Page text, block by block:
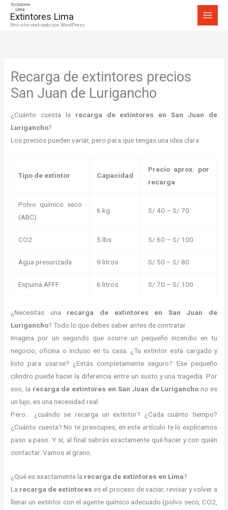
Extintores Lima
Otro sitio realizado con WordPress
Recarga de extintores precios
San Juan de Lurigancho
¿Cuánto cuesta la recarga de extintores en San Juan de
Lurigancho?
Los precios pueden variar, pero para que tengas una idea clara:
Tipo de extintor Capacidad
Precio aprox. por
recarga
Polvo químico seco
(ABC)
6 kg S/ 40 – S/ 70
CO2 5 lbs S/ 60 – S/ 100
Agua presurizada 9 litros S/ 50 – S/ 80
Espuma AFFF 6 litros S/ 70 – S/ 100
¿Necesitas una recarga de extintores en San Juan de
Lurigancho? Todo lo que debes saber antes de contratar
Imagina por un segundo que ocurre un pequeño incendio en tu
negocio, oficina o incluso en tu casa. ¿Tu extintor está cargado y
listo para usarse? ¿Estás completamente seguro? Ese pequeño
cilindro puede hacer la diferencia entre un susto y una tragedia. Por
eso, la recarga de extintores en San Juan de Lurigancho no es
un lujo, es una necesidad real.
Pero… ¿cuándo se recarga un extintor? ¿Cada cuánto tiempo?
¿Cuánto cuesta? No te preocupes, en este artículo te lo explicamos
paso a paso. Y sí, al final sabrás exactamente qué hacer y con quién
contactar. Vamos al grano.
¿Qué es exactamente la recarga de extintores en Lima?
La recarga de extintores es el proceso de vaciar, revisar y volver a
llenar un extintor con el agente químico adecuado (polvo seco, CO2,